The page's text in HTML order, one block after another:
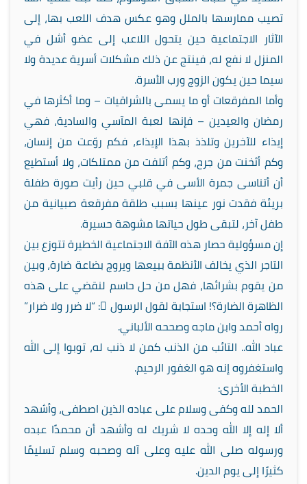
تصيب ممارسها بالملل وهو عكس هدف اللعب بها، إلى
الآثار الاجتماعية حين يتحول اللاعب إلى عضو أشل في
المنزل لا نفع له، فينتج عن ذلك مشكلات أسرية عديدة ولا
سيما حين يكون الزوج ورب الأسرة.
وأما المفرقعات أو ما يسمى بالشراقيات – وما أكثرها في
رمضان والعيدين – فإنها لعبة المآسي والسادية، فهي
إيذاء للآخرين وتلذذ بهذا الإيذاء، فكم روّعت من إنسان،
وكم أثخنت من جرح، وكم أتلفت من ممتلكات، ولا أستطيع
أن أتناسى جمرة الأسى في قلبي حين رأيت صورة طفلة
بريئة فقدت نور عينها بسبب طلقة مفرقعة صبيانية من
طفل آخر، لتبقى طول حياتها مشوهة حسيرة.
إن مسؤولية حصار هذه الآفة الاجتماعية الخطيرة تتوزع بين
التاجر الذي يخالف الأنظمة ببيعها ويروج بضاعة ضارة، وبين
من يقوم بشرائها، فهل من حل حاسم لنقضي على هذه
الظاهرة الضارة؟! استجابة لقول الرسول : “لا ضرر ولا ضرار”
رواه أحمد وابن ماجه وصححه الألباني.
عباد الله.. التائب من الذنب كمن لا ذنب له، توبوا إلى الله
واستغفروه إنه هو الغفور الرحيم.
الخطبة الأخرى:
الحمد لله وكفى وسلام على عباده الذين اصطفى، وأشهد
ألا إله إلا الله وحده لا شريك له وأشهد أن محمدًا عبده
ورسوله صلى الله عليه وعلى آله وصحبه وسلم تسليمًا
كثيرًا إلى يوم الدين.